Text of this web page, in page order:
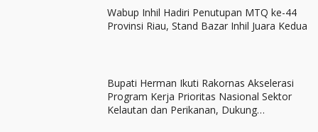
Wabup Inhil Hadiri Penutupan MTQ ke-44
Provinsi Riau, Stand Bazar Inhil Juara Kedua
Bupati Herman Ikuti Rakornas Akselerasi
Program Kerja Prioritas Nasional Sektor
Kelautan dan Perikanan, Dukung